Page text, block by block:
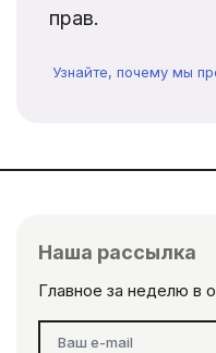
прав.
Узнайте, почему мы
Наша рассылка
Главное за неделю в